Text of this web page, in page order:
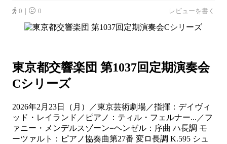
0｜ 0 レビューを書く
東京都交響楽団 第1037回定期演奏会
Cシリーズ
2026年2月23日（月）／東京芸術劇場／指揮：デイヴィ
ッド・レイランド／ピアノ：ティル・フェルナー...／フ
ァニー・メンデルスゾーン=ヘンゼル：序曲 ハ長調 モ
ーツァルト：ピアノ協奏曲第27番 変ロ長調 K.595 シュ